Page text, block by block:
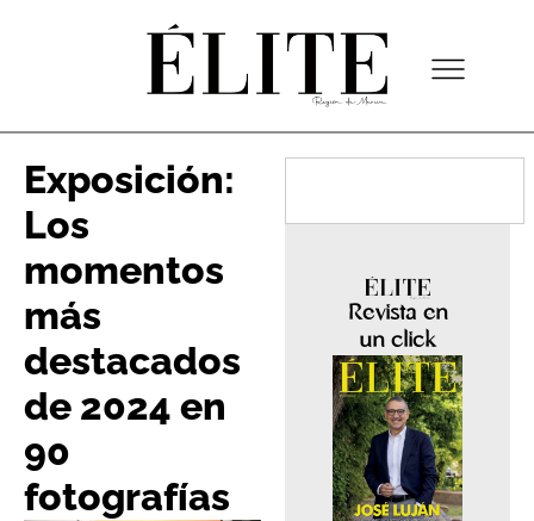
Exposición:
Los
momentos
más
destacados
de 2024 en
90
fotografías
Revista en
un click